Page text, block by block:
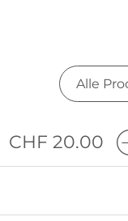
Alle
CHF 20.00